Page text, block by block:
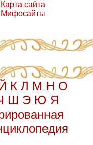
Карта сайта
Мифосайты
К Л М Н О
Ш Э Ю Я